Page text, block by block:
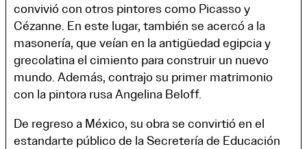
convivió con otros pintores como Picasso y
Cézanne. En este lugar, también se acercó a la
masonería, que veían en la antigüedad egipcia y
grecolatina el cimiento para construir un nuevo
mundo. Además, contrajo su primer matrimonio
con la pintora rusa Angelina Beloff.
De regreso a México, su obra se convirtió en el
estandarte público de la Secretería de Educación